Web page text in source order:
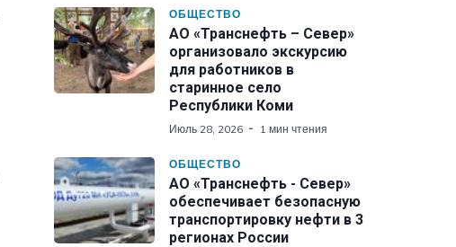
ОБЩЕСТВО
АО «Транснефть – Север»
организовало экскурсию
для работников в
старинное село
Республики Коми
Июль 28, 2026 1 мин чтения
ОБЩЕСТВО
АО «Транснефть - Север»
обеспечивает безопасную
транспортировку нефти в 3
регионах России